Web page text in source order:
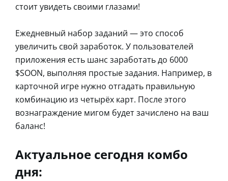
стоит увидеть своими глазами!
Ежедневный набор заданий — это способ
увеличить свой заработок. У пользователей
приложения есть шанс заработать до 6000
$SOON, выполняя простые задания. Например, в
карточной игре нужно отгадать правильную
комбинацию из четырёх карт. После этого
вознаграждение мигом будет зачислено на ваш
баланс!
Актуальное сегодня комбо
дня: